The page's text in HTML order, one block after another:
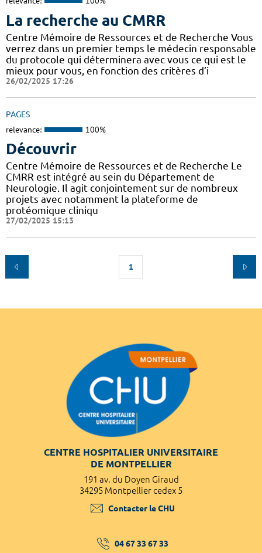
La recherche au CMRR
Centre Mémoire de Ressources et de Recherche Vous
verrez dans un premier temps le médecin responsable
du protocole qui déterminera avec vous ce qui est le
mieux pour vous, en fonction des critères d’i
26/02/2025 17:26
PAGES
relevance: 100%
Découvrir
Centre Mémoire de Ressources et de Recherche Le
CMRR est intégré au sein du Département de
Neurologie. Il agit conjointement sur de nombreux
projets avec notamment la plateforme de
protéomique cliniqu
27/02/2025 15:13
1
CENTRE HOSPITALIER UNIVERSITAIRE
DE MONTPELLIER
191 av. du Doyen Giraud
34295 Montpellier cedex 5
Contacter le CHU
04 67 33 67 33